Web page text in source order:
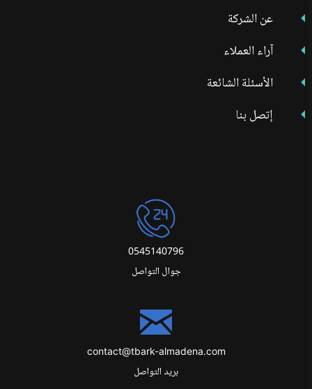
عن الشركة
آراء العملاء
الأسئلة الشائعة
إتصل بنا
0545140796
جوال التواصل
contact@tbark-almadena.com
بريد التواصل